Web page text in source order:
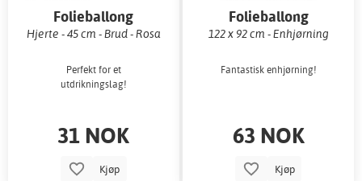
Folieballong
Hjerte - 45 cm - Brud - Rosa
Perfekt for et
utdrikningslag!
31 NOK
Kjøp
Folieballong
122 x 92 cm - Enhjørning
Fantastisk enhjørning!
63 NOK
Kjøp